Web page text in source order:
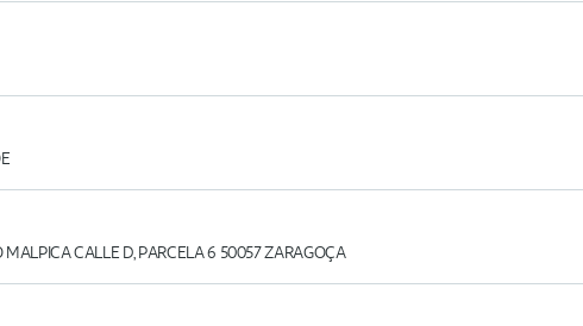
MALPICA CALLE D, PARCELA 6 50057 ZARAGOÇA